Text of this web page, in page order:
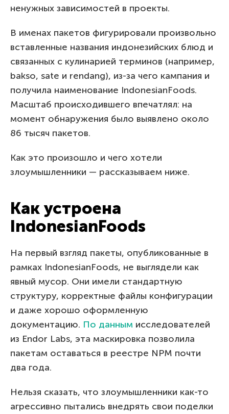
ненужных зависимостей в проекты.
В именах пакетов фигурировали произвольно
вставленные названия индонезийских блюд и
связанных с кулинарией терминов (например,
bakso, sate и rendang), из-за чего кампания и
получила наименование IndonesianFoods.
Масштаб происходившего впечатлял: на
момент обнаружения было выявлено около
86 тысяч пакетов.
Как это произошло и чего хотели
злоумышленники — рассказываем ниже.
Как устроена
IndonesianFoods
На первый взгляд пакеты, опубликованные в
рамках IndonesianFoods, не выглядели как
явный мусор. Они имели стандартную
структуру, корректные файлы конфигурации
и даже хорошо оформленную
документацию. По данным исследователей
из Endor Labs, эта маскировка позволила
пакетам оставаться в реестре NPM почти
два года.
Нельзя сказать, что злоумышленники как-то
агрессивно пытались внедрять свои поделки